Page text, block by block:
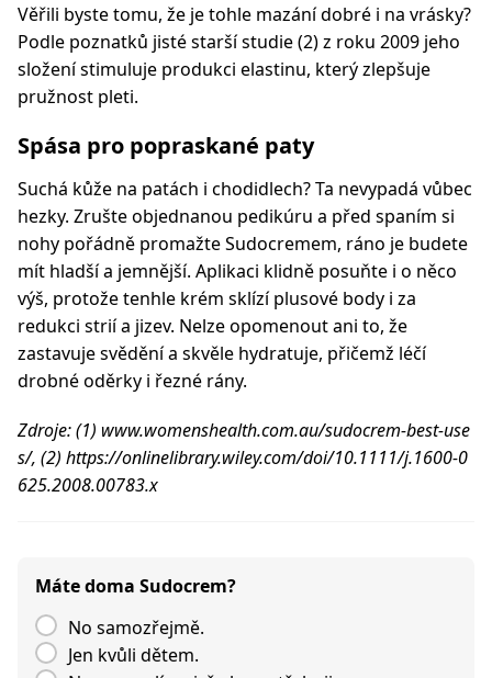
Věřili byste tomu, že je tohle mazání dobré i na vrásky?
Podle poznatků jisté starší studie (2) z roku 2009 jeho
složení stimuluje produkci elastinu, který zlepšuje
pružnost pleti.
Spása pro popraskané paty
Suchá kůže na patách i chodidlech? Ta nevypadá vůbec
hezky. Zrušte objednanou pedikúru a před spaním si
nohy pořádně promažte Sudocremem, ráno je budete
mít hladší a jemnější. Aplikaci klidně posuňte i o něco
výš, protože tenhle krém sklízí plusové body i za
redukci strií a jizev. Nelze opomenout ani to, že
zastavuje svědění a skvěle hydratuje, přičemž léčí
drobné oděrky i řezné rány.
Zdroje: (1) www.womenshealth.com.au/sudocrem-best-use
s/, (2) https://onlinelibrary.wiley.com/doi/10.1111/j.1600-0
625.2008.00783.x
Máte doma Sudocrem?
No samozřejmě.
Jen kvůli dětem.